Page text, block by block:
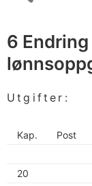
6
Utgifter:
Kap. Post
20